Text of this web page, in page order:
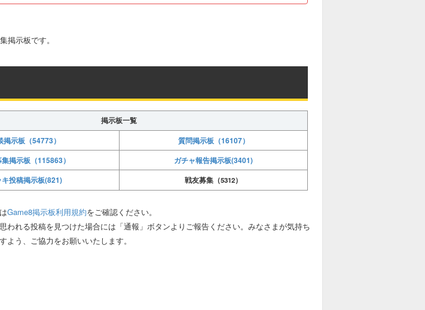
掲示板です。
掲示板一覧
掲示板（54773）
質問掲示板（16107）
掲示板（115863）
ガチャ報告掲示板(3401)
投稿掲示板(821)
戦友募集（5312）
Game8掲示板利用規約をご確認ください。
われる投稿を見つけた場合には「通報」ボタンよりご報告ください。みなさまが気持ち
よう、ご協力をお願いいたします。